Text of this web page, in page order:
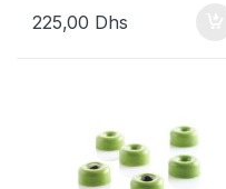
225,00 Dhs